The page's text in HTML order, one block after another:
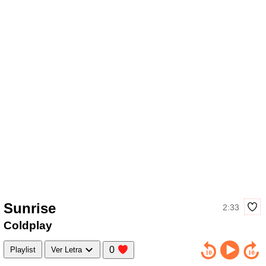
Sunrise 2:33
Coldplay
Playlist Ver Letra 0